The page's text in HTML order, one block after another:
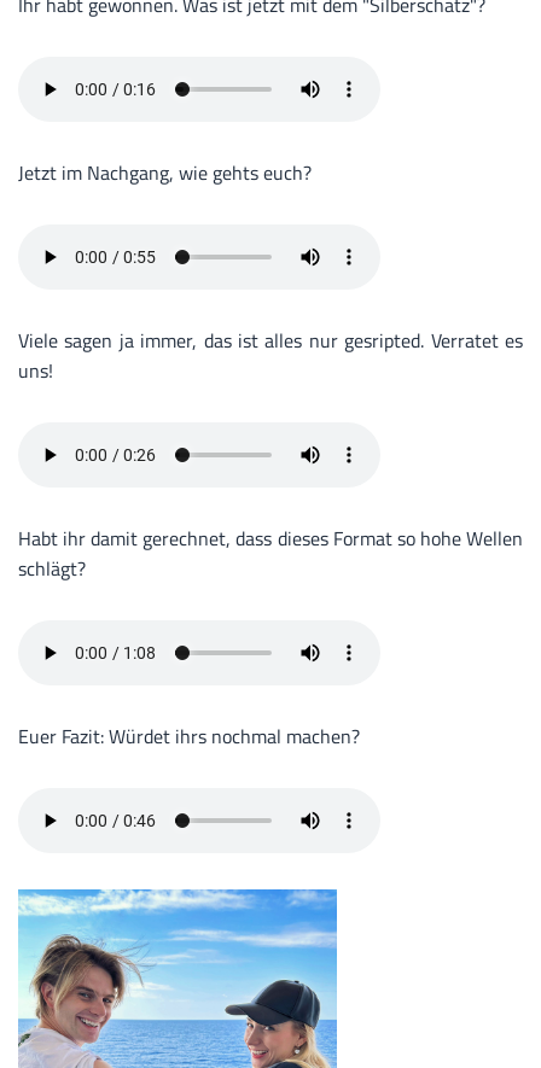
Jetzt im Nachgang, wie gehts euch?
Viele sagen ja immer, das ist alles nur gesripted. Verratet es
uns!
Habt ihr damit gerechnet, dass dieses Format so hohe Wellen
schlägt?
Euer Fazit: Würdet ihrs nochmal machen?